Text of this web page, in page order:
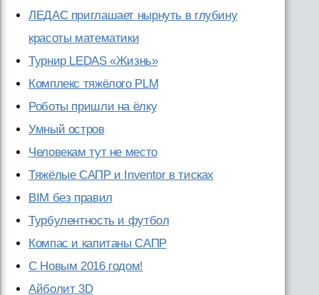
ЛЕДАС приглашает нырнуть в глубину
красоты математики
Турнир LEDAS «Жизнь»
Комплекс тяжёлого PLM
Роботы пришли на ёлку
Умный остров
Человекам тут не место
Тяжёлые САПР и Inventor в тисках
BIM без правил
Турбулентность и футбол
Компас и капитаны САПР
С Новым 2016 годом!
Айболит 3D